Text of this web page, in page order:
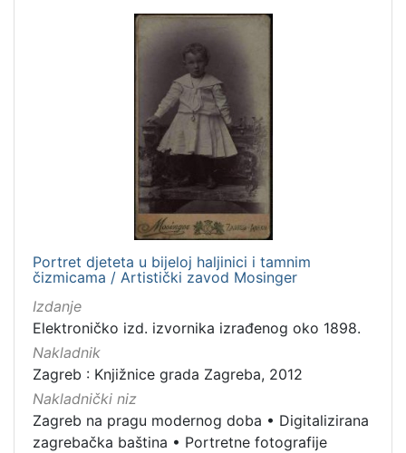
Portret djeteta u bijeloj haljinici i tamnim
čizmicama / Artistički zavod Mosinger
Izdanje
Elektroničko izd. izvornika izrađenog oko 1898.
Nakladnik
Zagreb : Knjižnice grada Zagreba, 2012
Nakladnički niz
Zagreb na pragu modernog doba • Digitalizirana
zagrebačka baština • Portretne fotografije